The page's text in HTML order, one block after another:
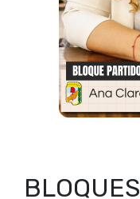
BLOQUES